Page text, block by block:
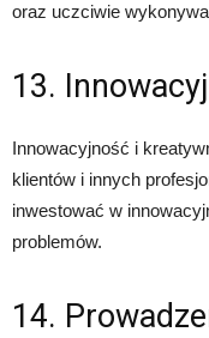
oraz uczciwie
13.
Innowacyjność i
klientów i innych
inwestować w
problemów.
14.